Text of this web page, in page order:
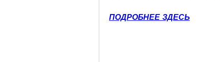
ПОДРОБНЕЕ ЗДЕСЬ